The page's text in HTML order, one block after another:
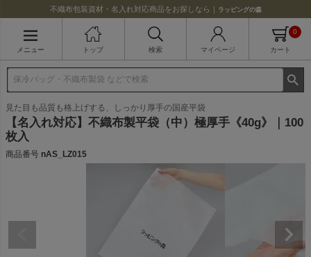
不織布包装資材・名入れ対応商品をお探しなら｜ ラッピングの森
メニュー トップ 検索 マイページ カート
0
見た目も品質も格上げする、しっかり厚手の国産平袋
【名入れ対応】不織布製平袋（中）極厚手《40g》｜100
枚入
商品番号 nAS_LZ015